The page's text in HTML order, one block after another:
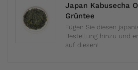
Japan Kabusecha
Grüntee
Fügen Sie diesen
Bestellung hinzu und
auf diesen!